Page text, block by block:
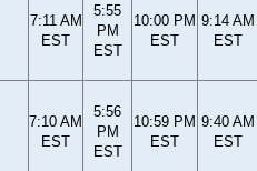
7:11 AM
EST
5:55
PM
EST
10:00 PM
EST
9:14 AM
EST
7:10 AM
EST
5:56
PM
EST
10:59 PM
EST
9:40 AM
EST